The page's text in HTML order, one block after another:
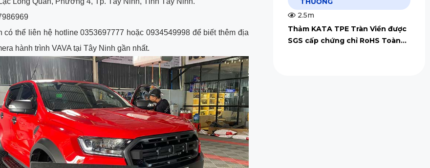
có thể liên hệ hotline 0353697777 hoặc 0934549998 để biết thêm địa
hành trình VAVA tại Tây Ninh gần nhất.
2.5m
Thảm KATA TPE Tràn Viền được
SGS cấp chứng chỉ RoHS Toàn